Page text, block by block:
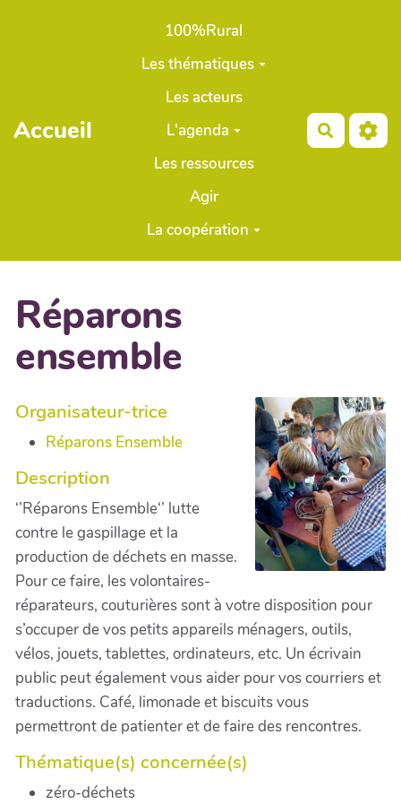
Aller au contenu principal
Accueil
100%Rural
Les thématiques
Les acteurs
L'agenda
Les ressources
Agir
La coopération
Réparons
ensemble
Organisateur-trice
Réparons Ensemble
Description
‘’Réparons Ensemble‘’ lutte
contre le gaspillage et la
production de déchets en masse.
Pour ce faire, les volontaires-
réparateurs, couturières sont à votre disposition pour
s’occuper de vos petits appareils ménagers, outils,
vélos, jouets, tablettes, ordinateurs, etc. Un écrivain
public peut également vous aider pour vos courriers et
traductions. Café, limonade et biscuits vous
permettront de patienter et de faire des rencontres.
Thématique(s) concernée(s)
zéro-déchets